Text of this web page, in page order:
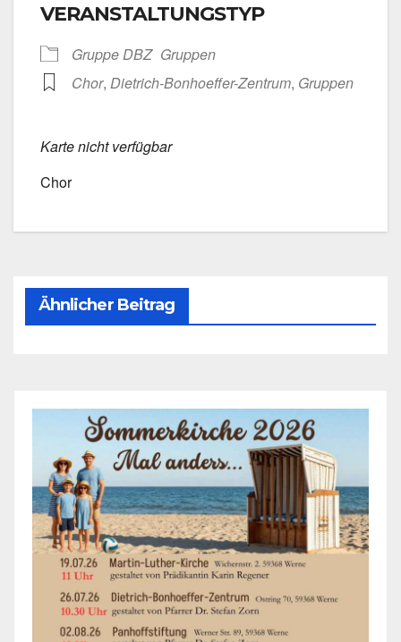
VERANSTALTUNGSTYP
Grup­pe DBZ Grup­pen
Chor, Dietrich-Bonhoeffer-Zentrum, Grup­pen
Kar­te nicht ver­füg­bar
Chor
Ähnlicher Beitrag